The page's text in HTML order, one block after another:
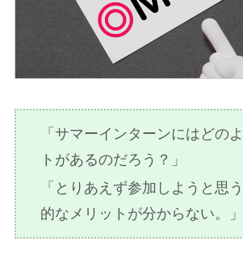
「サマーインターンにはどの
トがあるのだろう？」
「とりあえず参加しようと思
的なメリットが分からない。」